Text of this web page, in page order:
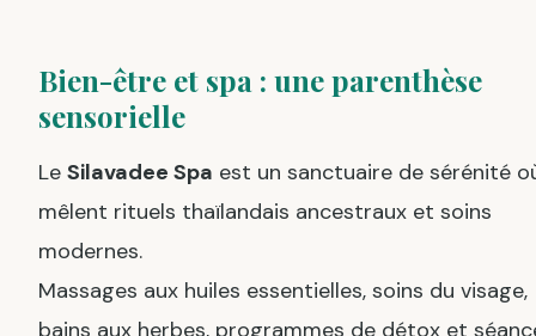
Bien-être et spa : une parenthèse
sensorielle
Le Silavadee Spa est un sanctuaire de sérénité
mêlent rituels thaïlandais ancestraux et soins
modernes.
Massages aux huiles essentielles, soins du visage,
bains aux herbes, programmes de détox et